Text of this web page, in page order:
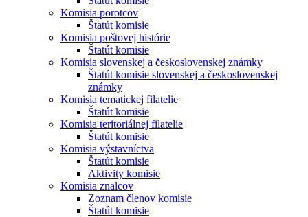
Komisia porotcov
Štatút komisie
Komisia poštovej histórie
Štatút komisie
Komisia slovenskej a československej známky
Štatút komisie slovenskej a československej
známky
Komisia tematickej filatelie
Štatút komisie
Komisia teritoriálnej filatelie
Štatút komisie
Komisia výstavníctva
Štatút komisie
Aktivity komisie
Komisia znalcov
Zoznam členov komisie
Štatút komisie